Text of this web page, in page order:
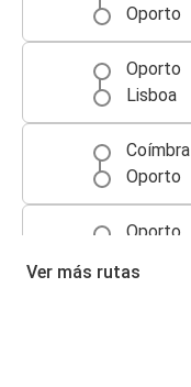
Oporto
Oporto
Lisboa
Coímbra
Oporto
Oporto
Ver más rutas